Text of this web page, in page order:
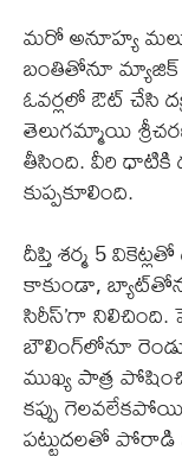
మరో అనూహ్య
బంతితోనూ మ్యాజిక్
ఓవర్లలో ఔట్ చేసి
తెలుగమ్మాయి
తీసింది. వీరి ధాటికి
కుప్పకూలింది.
దీప్తి శర్మ 5
కాకుండా,
సిరీస్‌’గా
బౌలింగ్‌లోనూ
ముఖ్య పాత్ర
కప్పు
పట్టుదలతో పోరాడి